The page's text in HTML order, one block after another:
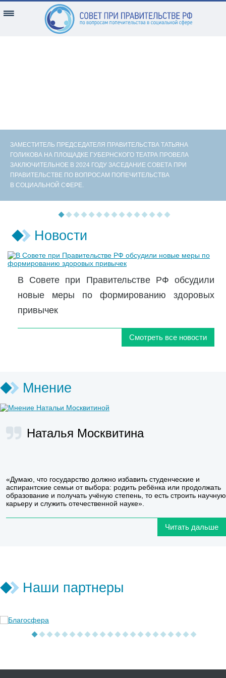
ЗАМЕСТИТЕЛЬ ПРЕДСЕДАТЕЛЯ ПРАВИТЕЛЬСТВА ТАТЬЯНА
ГОЛИКОВА НА ПЛОЩАДКЕ ГУБЕРНСКОГО ТЕАТРА ПРОВЕЛА
ЗАКЛЮЧИТЕЛЬНОЕ В 2024 ГОДУ ЗАСЕДАНИЕ СОВЕТА ПРИ
ПРАВИТЕЛЬСТВЕ ПО ВОПРОСАМ ПОПЕЧИТЕЛЬСТВА
В СОЦИАЛЬНОЙ СФЕРЕ.
Новости
В Совете при Правительстве РФ обсудили
новые меры по формированию здоровых
привычек
Смотреть все новости
Мнение
Наталья Москвитина
«Думаю, что государство должно избавить студенческие и
аспирантские семьи от выбора: родить ребёнка или продолжать
образование и получать учёную степень, то есть строить научную
карьеру и служить отечественной науке».
Читать дальше
Наши партнеры